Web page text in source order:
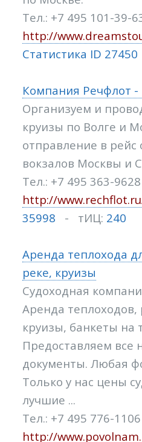
Тел.: +7 495 101-39-
http://
Статистика ID 27450
Компания Речфлот
Организуем и
круизы по Волге и
отправление в рейс
вокзалов Москвы и
Тел.: +7 495 363-
http://
35998 - тИЦ: 240
Аренда теплохода
реке, круизы
Судоходная
Аренда
круизы, банкеты на
Предоставляем все
документы. Любая
Только у нас цены
лучшие ...
Тел.: +7 495 776-
http://